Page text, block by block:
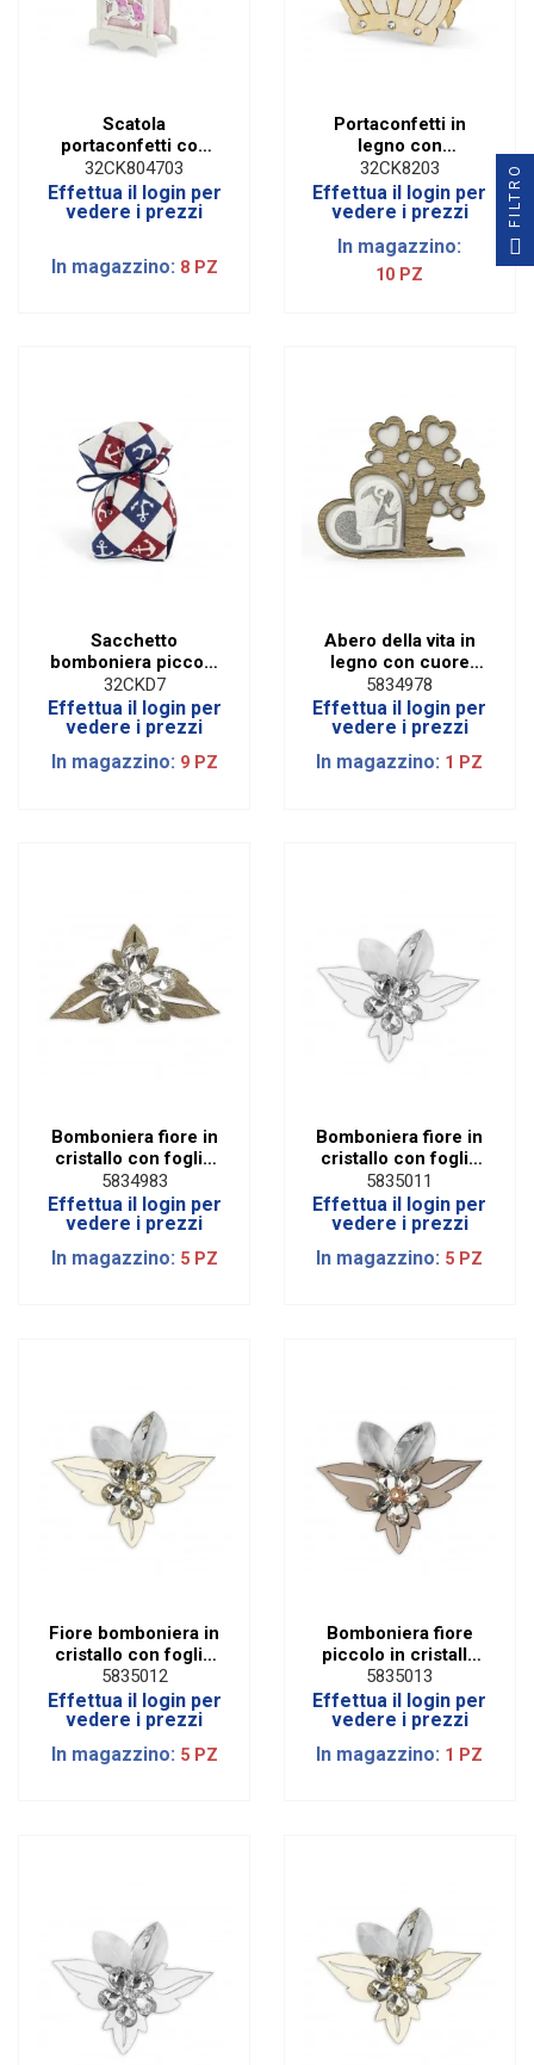
Scatola
portaconfetti con
sacchetto
cavalluccio rosa
32CK804703
Effettua il login per
vedere i prezzi
In magazzino: 8 PZ
Portaconfetti in
legno con
applicazione corona
e con sacchetto
32CK8203
Effettua il login per
vedere i prezzi
In magazzino:
10 PZ
Sacchetto
bomboniera piccolo
con fantasia ancora
32CKD7
Effettua il login per
vedere i prezzi
In magazzino: 9 PZ
Abero della vita in
legno con cuore
cresima
5834978
Effettua il login per
vedere i prezzi
In magazzino: 1 PZ
Bomboniera fiore in
cristallo con foglie
in legno piccolo
5834983
Effettua il login per
vedere i prezzi
In magazzino: 5 PZ
Bomboniera fiore in
cristallo con foglie
argento
5835011
Effettua il login per
vedere i prezzi
In magazzino: 5 PZ
Fiore bomboniera in
cristallo con foglie
in oro
5835012
Effettua il login per
vedere i prezzi
In magazzino: 5 PZ
Bomboniera fiore
piccolo in cristallo
con foglie rame
5835013
Effettua il login per
vedere i prezzi
In magazzino: 1 PZ
FILTRO